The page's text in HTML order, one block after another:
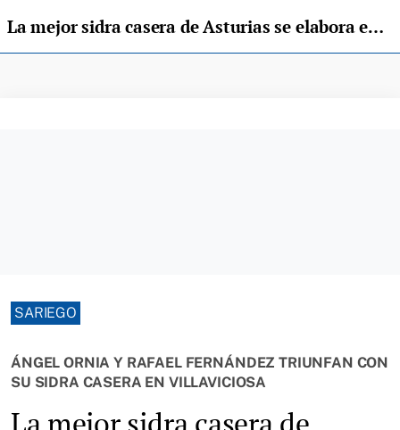
La mejor sidra casera de Asturias se elabora en Sariego
SARIEGO
ÁNGEL ORNIA Y RAFAEL FERNÁNDEZ TRIUNFAN CON
SU SIDRA CASERA EN VILLAVICIOSA